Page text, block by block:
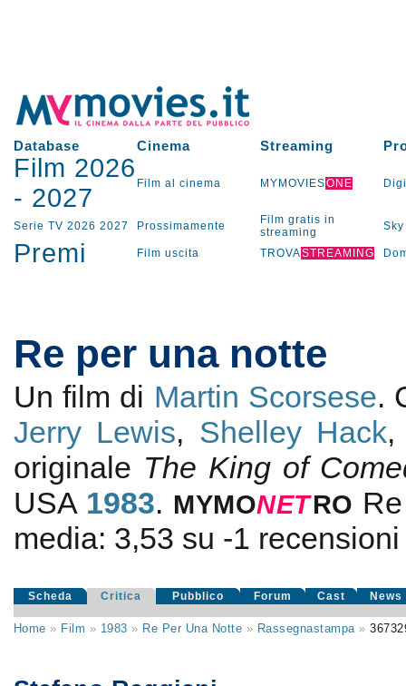
Database Cinema Streaming
Film 2026
- 2027 Film al cinema MYMOVIESONE
Serie TV 2026 2027 Prossimamente
Film gratis in
streaming
Sky
Premi Film uscita TROVASTREAMING
Re per una notte
Un film di Martin Scorsese.
Jerry Lewis, Shelley Hack
originale The King of
USA 1983. MYMONETRO
media: 3,53 su -1
Scheda Critica Pubblico Forum Cast News
Home » Film » 1983 » Re Per Una Notte » Rassegnastampa»